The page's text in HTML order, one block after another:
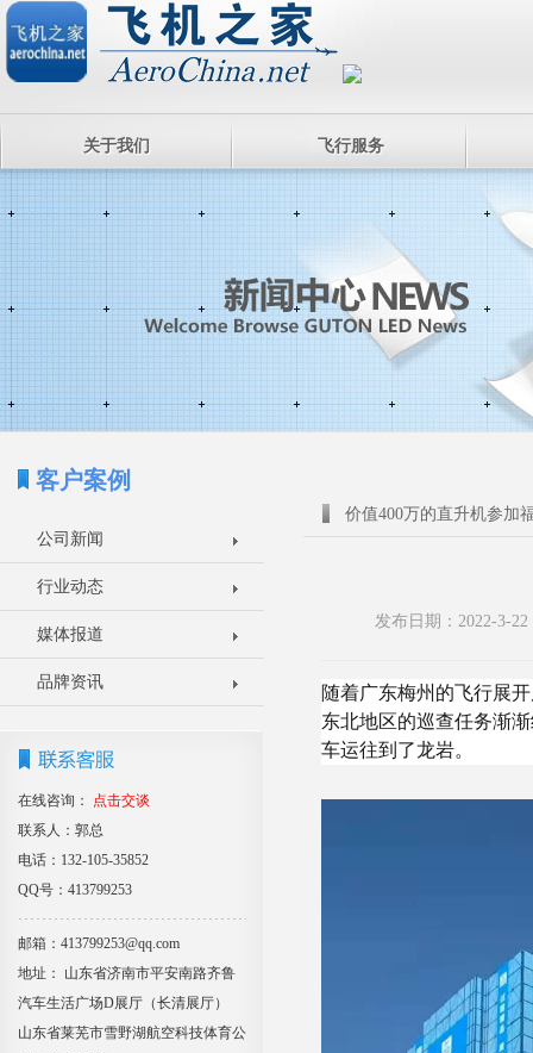
关于我们 飞行服务
客户案例
公司新闻
行业动态
媒体报道
品牌资讯
在线咨询：
点击交谈
联系人：郭总
电话：132-105-35852
QQ号：413799253
邮箱：413799253@qq.com
地址： 山东省济南市平安南路齐鲁
汽车生活广场D展厅（长清展厅）
山东省莱芜市雪野湖航空科技体育公
价值400万的直升机参加
发布日期：2022-3-
随着广东梅州的飞行展
东北地区的巡查任务渐
车运往到了龙岩。